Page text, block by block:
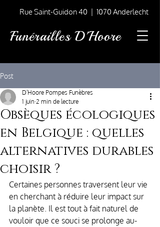
Rue Saint-Guidon 40 | 1070 Anderlecht
Funérailles D'Hoore
Post
Obsèques écologiques
en Belgique : quelles
alternatives durables
choisir ?
D'Hoore Pompes Funèbres
1 juin 2 min de lecture
Certaines personnes traversent leur vie
en cherchant à réduire leur impact sur
la planète. Il est tout à fait naturel de
vouloir que ce souci se prolonge au-